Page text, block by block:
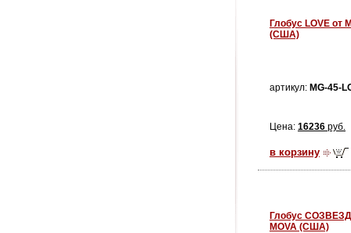
Глобус LOVE от
(США)
артикул: MG-45-
Цена: 16236 руб.
в корзину
Глобус
MOVA (США)